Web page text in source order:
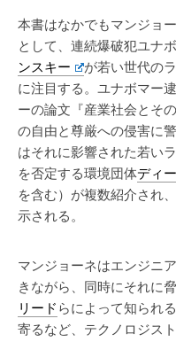
本書はなかでもマンジョ
として、連続爆破犯ユナ
ンスキー
が若い世代の
に注目する。ユナボマー
ーの論文『産業社会とそ
の自由と尊厳への侵害に
はそれに影響された若い
を否定する環境団体ディ
を含む）が複数紹介され
示される。
マンジョーネはエンジニ
きながら、同時にそれに脅
リード らによって知られ
寄るなど、テクノロジス